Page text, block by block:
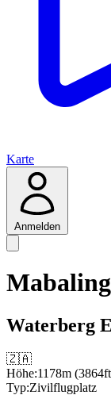
Karte
Anmelden
Waterberg
🇿🇦
Höhe:1178m
Typ:Zivilflugplatz